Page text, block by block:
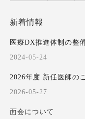
新着情報
医療DX推進体制の整
2024-05-24
2026年度 新任医師の
2026-05-27
面会について